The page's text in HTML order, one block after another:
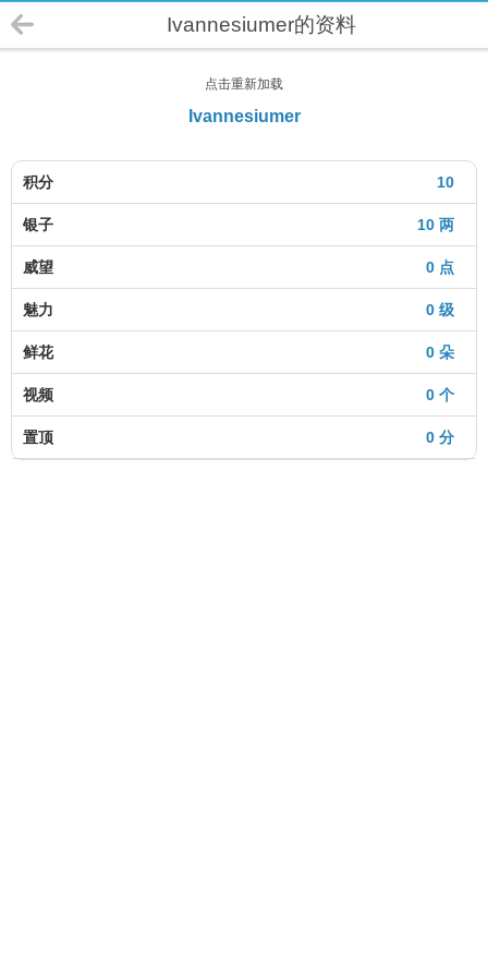
Ivannesiumer的资料
点击重新加载
Ivannesiumer
10
积分
10 两
银子
0 点
威望
0 级
魅力
0 朵
鲜花
0 个
视频
0 分
置顶